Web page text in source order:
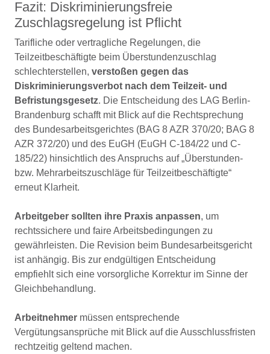
Fazit: Diskriminierungsfreie
Zuschlagsregelung ist Pflicht
Tarifliche oder vertragliche Regelungen, die
Teilzeitbeschäftigte beim Überstundenzuschlag
schlechterstellen, verstoßen gegen das
Diskriminierungsverbot nach dem Teilzeit- und
Befristungsgesetz. Die Entscheidung des LAG Berlin-
Brandenburg schafft mit Blick auf die Rechtsprechung
des Bundesarbeitsgerichtes (BAG 8 AZR 370/20; BAG 8
AZR 372/20) und des EuGH (EuGH C-184/22 und C-
185/22) hinsichtlich des Anspruchs auf „Überstunden-
bzw. Mehrarbeitszuschläge für Teilzeitbeschäftigte“
erneut Klarheit.
Arbeitgeber sollten ihre Praxis anpassen, um
rechtssichere und faire Arbeitsbedingungen zu
gewährleisten. Die Revision beim Bundesarbeitsgericht
ist anhängig. Bis zur endgültigen Entscheidung
empfiehlt sich eine vorsorgliche Korrektur im Sinne der
Gleichbehandlung.
Arbeitnehmer müssen entsprechende
Vergütungsansprüche mit Blick auf die Ausschlussfristen
rechtzeitig geltend machen.